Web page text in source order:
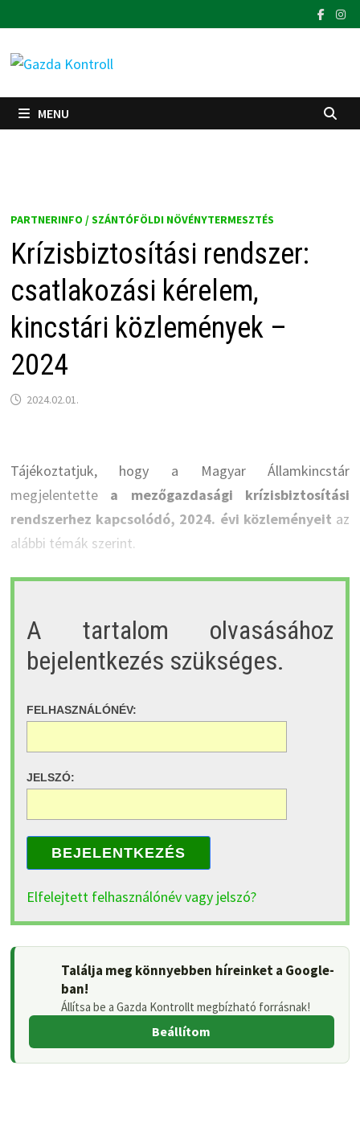
to
content
MENU
PARTNERINFO / SZÁNTÓFÖLDI NÖVÉNYTERMESZTÉS
Krízisbiztosítási rendszer:
csatlakozási kérelem,
kincstári közlemények –
2024
2024.02.01.
Tájékoztatjuk, hogy a Magyar Államkincstár
megjelentette a mezőgazdasági krízisbiztosítási
rendszerhez kapcsolódó, 2024. évi közleményeit az
alábbi témák szerint.
A tartalom olvasásához
bejelentkezés szükséges.
FELHASZNÁLÓNÉV:
JELSZÓ:
BEJELENTKEZÉS
Elfelejtett felhasználónév vagy jelszó?
Találja meg könnyebben híreinket a Google-
ban!
Állítsa be a Gazda Kontrollt megbízható forrásnak!
Beállítom